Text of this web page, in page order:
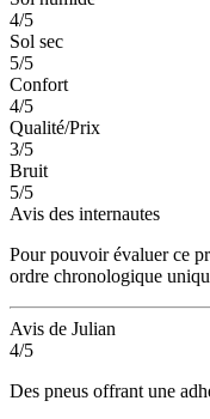
4/5
Sol sec
5/5
Confort
4/5
Qualité/Prix
3/5
Bruit
5/5
Avis des internautes
Pour pouvoir évaluer ce
ordre chronologique
Avis de Julian
4/5
Des pneus offrant une